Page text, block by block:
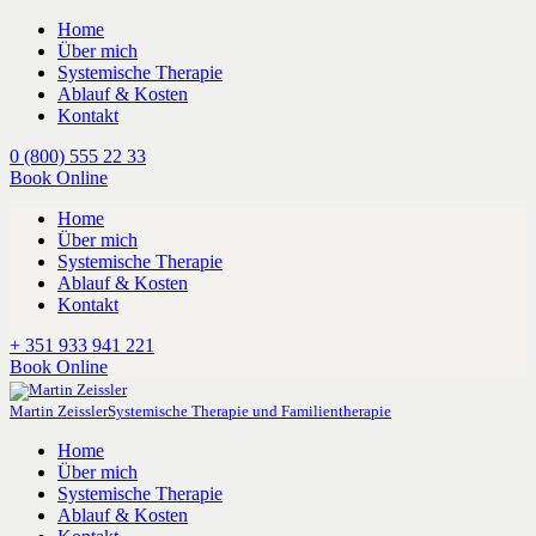
Home
Über mich
Systemische Therapie
Ablauf & Kosten
Kontakt
0 (800) 555 22 33
Book Online
Home
Über mich
Systemische Therapie
Ablauf & Kosten
Kontakt
+ 351 933 941 221
Book Online
Martin ZeisslerSystemische Therapie und Familientherapie
Home
Über mich
Systemische Therapie
Ablauf & Kosten